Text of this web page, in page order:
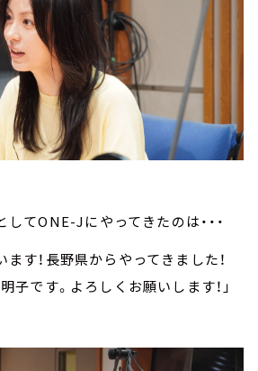
してONE-Jにやってきたのは・・・
ます！長野県からやってきました！
子です。よろしくお願いします！」